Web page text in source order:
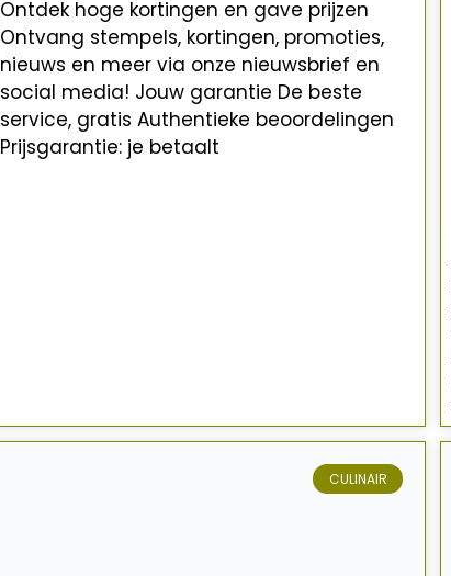
Ontdek hoge kortingen en gave prijzen
Ontvang stempels, kortingen, promoties,
nieuws en meer via onze nieuwsbrief en
social media! Jouw garantie De beste
service, gratis Authentieke beoordelingen
Prijsgarantie: je betaalt
CULINAIR